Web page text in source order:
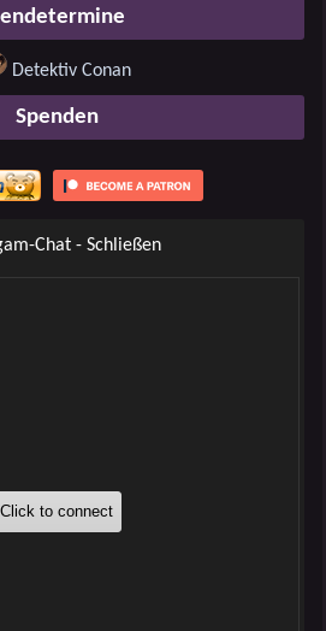
Detektiv Conan
Spenden
Chat - Schließen